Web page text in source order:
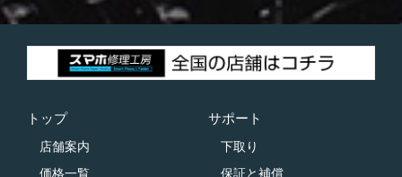
トップ
店舗案内
価格一覧
サポート
下取り
保証と補償